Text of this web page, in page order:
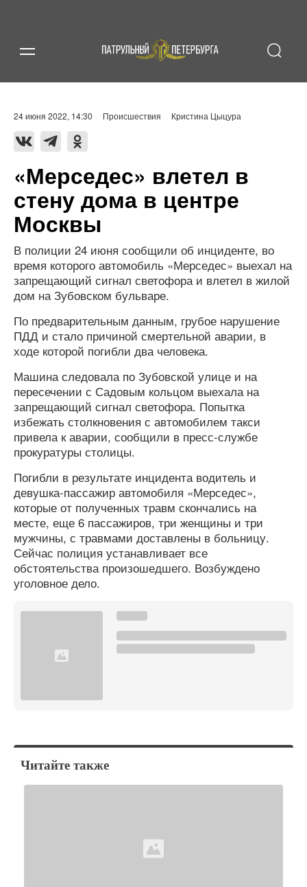
24 июня 2022, 14:30 Происшествия Кристина Цыцура
«Мерседес» влетел в
стену дома в центре
Москвы
В полиции 24 июня сообщили об инциденте, во
время которого автомобиль «Мерседес» выехал на
запрещающий сигнал светофора и влетел в жилой
дом на Зубовском бульваре.
По предварительным данным, грубое нарушение
ПДД и стало причиной смертельной аварии, в
ходе которой погибли два человека.
Машина следовала по Зубовской улице и на
пересечении с Садовым кольцом выехала на
запрещающий сигнал светофора. Попытка
избежать столкновения с автомобилем такси
привела к аварии, сообщили в пресс-службе
прокуратуры столицы.
Погибли в результате инцидента водитель и
девушка-пассажир автомобиля «Мерседес»,
которые от полученных травм скончались на
месте, еще 6 пассажиров, три женщины и три
мужчины, с травмами доставлены в больницу.
Сейчас полиция устанавливает все
обстоятельства произошедшего. Возбуждено
уголовное дело.
Читайте также